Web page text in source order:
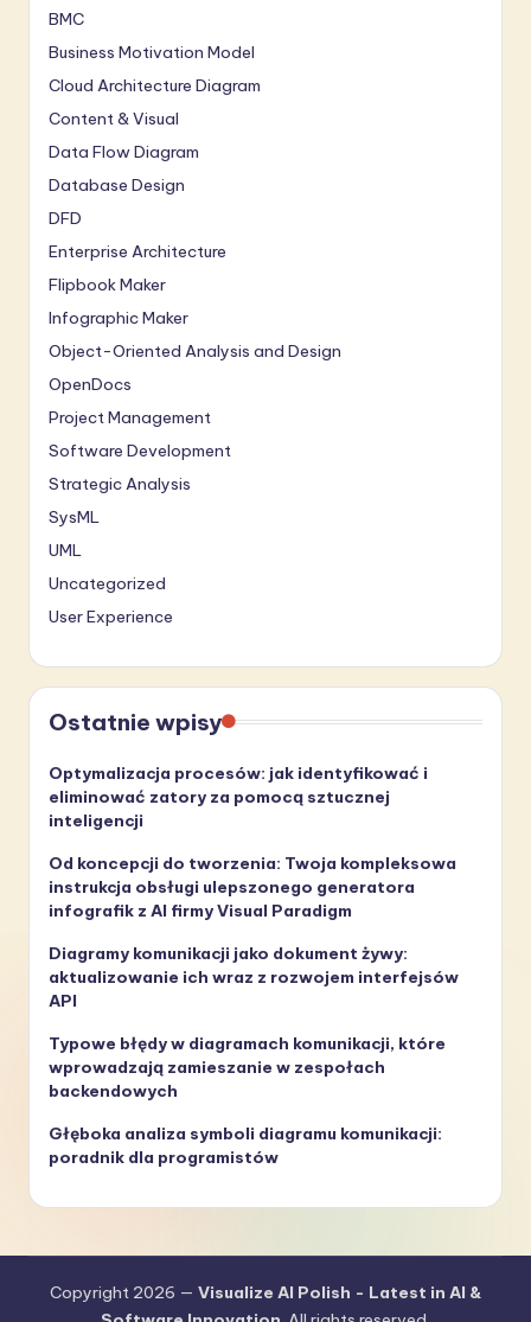
BMC
Business Motivation Model
Cloud Architecture Diagram
Content & Visual
Data Flow Diagram
Database Design
DFD
Enterprise Architecture
Flipbook Maker
Infographic Maker
Object-Oriented Analysis and Design
OpenDocs
Project Management
Software Development
Strategic Analysis
SysML
UML
Uncategorized
User Experience
Ostatnie wpisy
Optymalizacja procesów: jak identyfikować i
eliminować zatory za pomocą sztucznej
inteligencji
Od koncepcji do tworzenia: Twoja kompleksowa
instrukcja obsługi ulepszonego generatora
infografik z AI firmy Visual Paradigm
Diagramy komunikacji jako dokument żywy:
aktualizowanie ich wraz z rozwojem interfejsów
API
Typowe błędy w diagramach komunikacji, które
wprowadzają zamieszanie w zespołach
backendowych
Głęboka analiza symboli diagramu komunikacji:
poradnik dla programistów
Copyright 2026 — Visualize AI Polish - Latest in AI &